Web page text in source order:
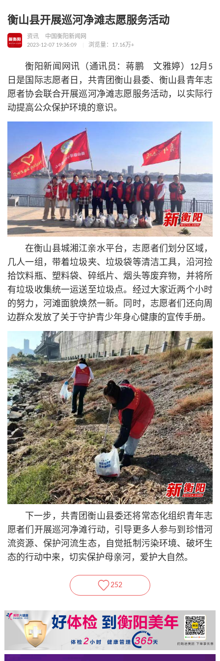
衡山县开展巡河净滩志愿服务活动
资讯
中国衡阳新闻网
2023-12-07 19:36:09
浏览量：17.16万+
衡阳新闻网讯（通讯员：蒋鹏 文雅婷）12月5
日是国际志愿者日，共青团衡山县委、衡山县青年志
愿者协会联合开展巡河净滩志愿服务活动，以实际行
动提高公众保护环境的意识。
在衡山县城湘江亲水平台，志愿者们划分区域，
几人一组，带着垃圾夹、垃圾袋等清洁工具，沿河捡
拾饮料瓶、塑料袋、碎纸片、烟头等废弃物，并将所
有垃圾收集统一运送至垃圾点。经过大家近两个小时
的努力，河滩面貌焕然一新。同时，志愿者们还向周
边群众发放了关于守护青少年身心健康的宣传手册。
下一步，共青团衡山县委还将常态化组织青年志
愿者们开展巡河净滩行动，引导更多人参与到珍惜河
流资源、保护河流生态，自觉抵制污染环境、破坏生
态的行动中来，切实保护母亲河，爱护大自然。
252